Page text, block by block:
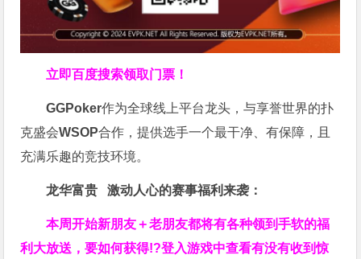
立即百度搜索领取门票！
GGPoker作为全球线上平台龙头，与享誉世界的扑
克盛会WSOP合作，提供选手一个最干净、有保障，且
充满乐趣的竞技环境。
龙华富贵 激动人心的赛事福利来袭：
本周开始新朋友＋老朋友都将有各种领到手软的福
利大放送，要如何获得!?登入游戏中查看有没有收到惊